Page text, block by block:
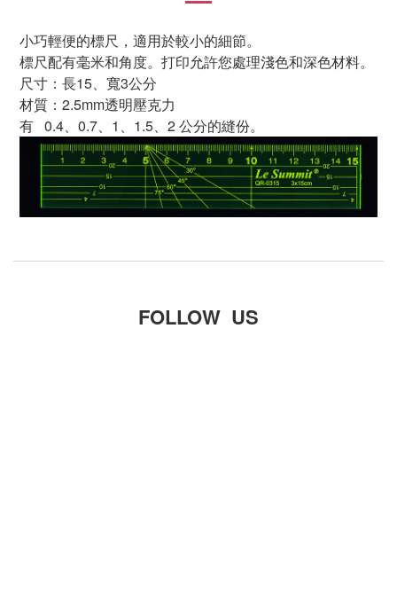
小巧輕便的標尺，適用於較小的細節。
標尺配有毫米和角度。打印允許您處理淺色和深色材料。
尺寸：長15、寬3公分
材質： 2.5mm透明壓克力
有 0.4、0.7、1、1.5、2 公分的縫份。
FOLLOW US